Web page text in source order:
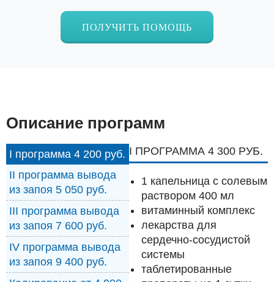
ПОЛУЧИТЬ ПОМОЩЬ
Описание программ
I программа 4 200 руб.
II программа вывода
из запоя 5 050 руб.
III программа вывода
из запоя 7 600 руб.
IV программа вывода
из запоя 9 400 руб.
I ПРОГРАММА 4 300 РУБ.
1 капельница с солевым
раствором 400 мл
витаминный комплекс
лекарства для
сердечно-сосудистой
системы
таблетированные